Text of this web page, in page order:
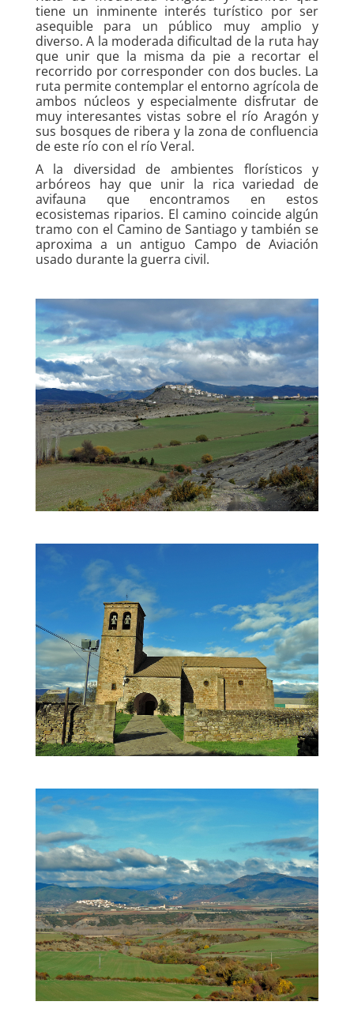
tiene un inminente interés turístico por ser
asequible para un público muy amplio y
diverso. A la moderada dificultad de la ruta hay
que unir que la misma da pie a recortar el
recorrido por corresponder con dos bucles. La
ruta permite contemplar el entorno agrícola de
ambos núcleos y especialmente disfrutar de
muy interesantes vistas sobre el río Aragón y
sus bosques de ribera y la zona de confluencia
de este río con el río Veral.
A la diversidad de ambientes florísticos y
arbóreos hay que unir la rica variedad de
avifauna que encontramos en estos
ecosistemas riparios. El camino coincide algún
tramo con el Camino de Santiago y también se
aproxima a un antiguo Campo de Aviación
usado durante la guerra civil.